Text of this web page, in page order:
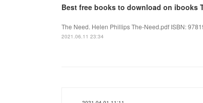
Best free books to download on ibooks
The Need. Helen Phillips The-Need.pdf ISBN:
2021.06.11 23:34